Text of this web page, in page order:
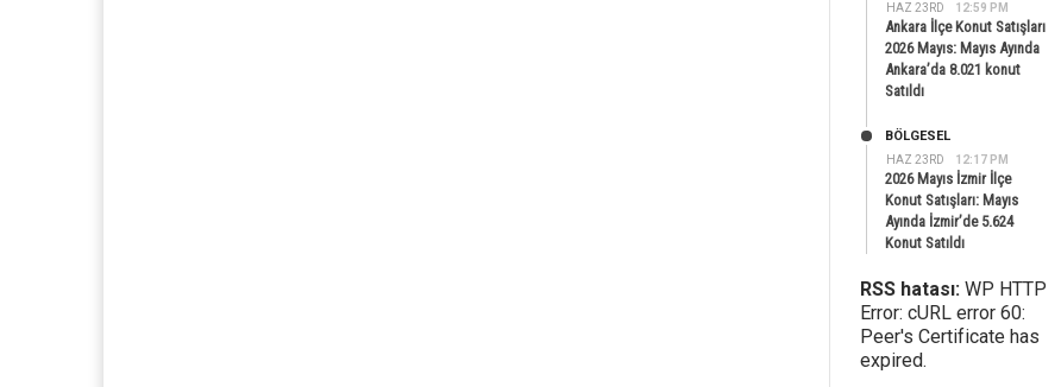
HAZ 23RD 12:59 PM
Ankara İlçe Konut Satışları
2026 Mayıs: Mayıs Ayında
Ankara’da 8.021 konut
Satıldı
HAZ 23RD 12:17 PM
BÖLGESEL
2026 Mayıs İzmir İlçe
Konut Satışları: Mayıs
Ayında İzmir’de 5.624
Konut Satıldı
RSS hatası: WP HTTP
Error: cURL error 60:
Peer's Certificate has
expired.